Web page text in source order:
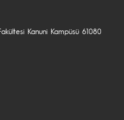
Kanuni Kampüsü 61080